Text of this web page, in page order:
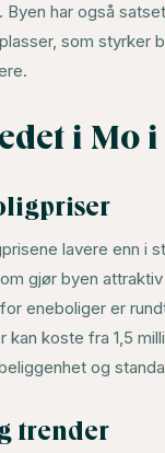
har også
som styrker
i Mo i
lavere enn i
gjør byen
eneboliger er
kan koste fra 1,5
og
trender